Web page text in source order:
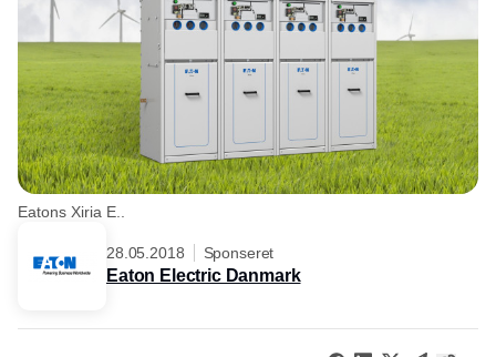
Eatons Xiria E..
28.05.2018 Sponseret
Eaton Electric Danmark